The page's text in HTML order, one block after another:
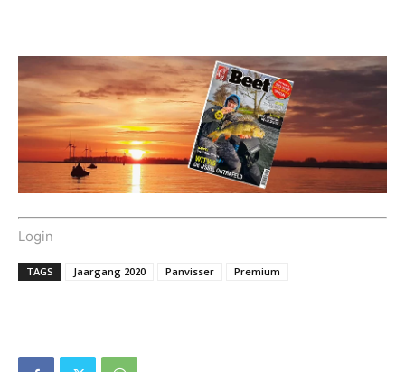
Login
TAGS Jaargang 2020 Panvisser Premium